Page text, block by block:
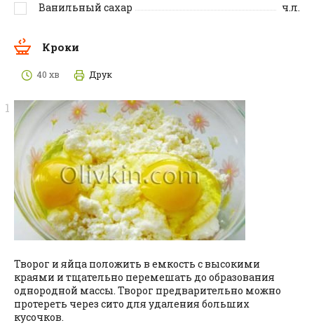
Ванильный сахар
ч.л.
Кроки
40 хв Друк
Творог и яйца положить в емкость с высокими
краями и тщательно перемешать до образования
однородной массы. Творог предварительно можно
протереть через сито для удаления больших
кусочков.